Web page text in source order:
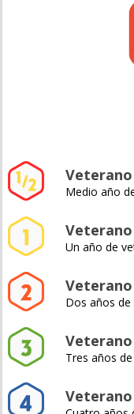
Medio año
Un año de
Dos años
Tres años